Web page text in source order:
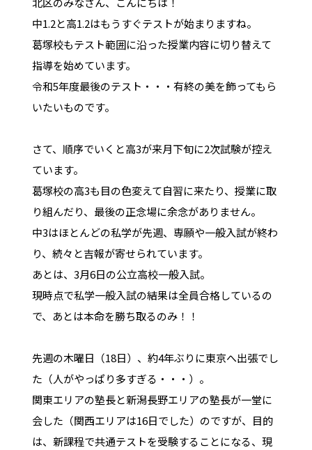
中1.2と高1.2はもうすぐテストが始まりますね。
葛塚校もテスト範囲に沿った授業内容に切り替えて
指導を始めています。
令和5年度最後のテスト・・・有終の美を飾ってもら
いたいものです。
さて、順序でいくと高3が来月下旬に2次試験が控え
ています。
葛塚校の高3も目の色変えて自習に来たり、授業に取
り組んだり、最後の正念場に余念がありません。
中3はほとんどの私学が先週、専願や一般入試が終わ
り、続々と吉報が寄せられています。
あとは、3月6日の公立高校一般入試。
現時点で私学一般入試の結果は全員合格しているの
で、あとは本命を勝ち取るのみ！！
先週の木曜日（18日）、約4年ぶりに東京へ出張でし
た（人がやっぱり多すぎる・・・）。
関東エリアの塾長と新潟長野エリアの塾長が一堂に
会した（関西エリアは16日でした）のですが、目的
は、新課程で共通テストを受験することになる、現